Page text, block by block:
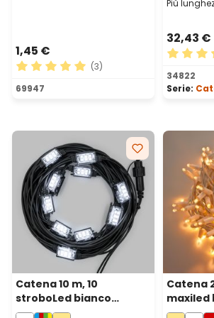
1,45 €
Valutazione media di 5 su 5 stelle
(3)
69947
Più
32,43 €
34822
Serie:
Catena 10 m, 10
stroboLed bianco
freddo, cavo nero,
Catena
maxiled
cavo